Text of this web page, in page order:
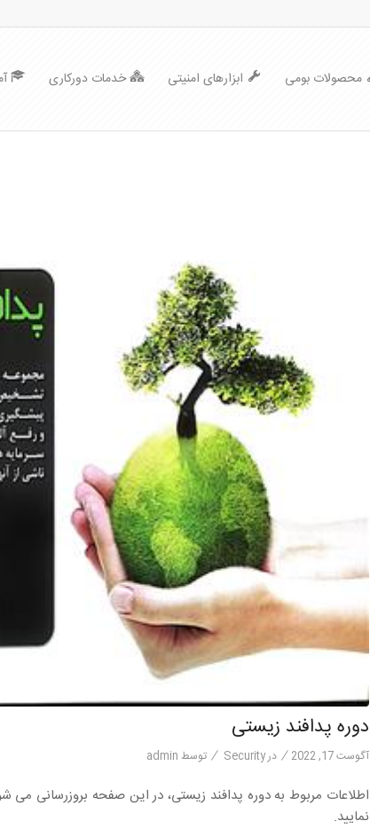
محصولات بومی ابزارهای امنیتی خدمات دورکاری
دوره پدافند زیستی
آگوست 17, 2022 / درSecurity
/ توسط admin
اطلاعات مربوط به دوره پدافند زیستی، در این صفحه بروزرسانی
نمایید.